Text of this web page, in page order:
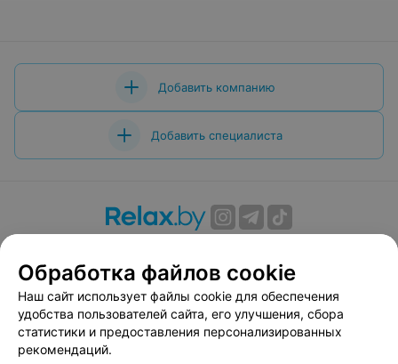
Добавить компанию
Добавить специалиста
Вакансии
Публичный договор
Способы оплаты
Публичный договор по использованию сервиса
«Афиша»
Пользовательское соглашение
Обработка файлов cookie
Наш сайт использует файлы cookie для обеспечения
удобства пользователей сайта, его улучшения, сбора
статистики и предоставления персонализированных
рекомендаций.